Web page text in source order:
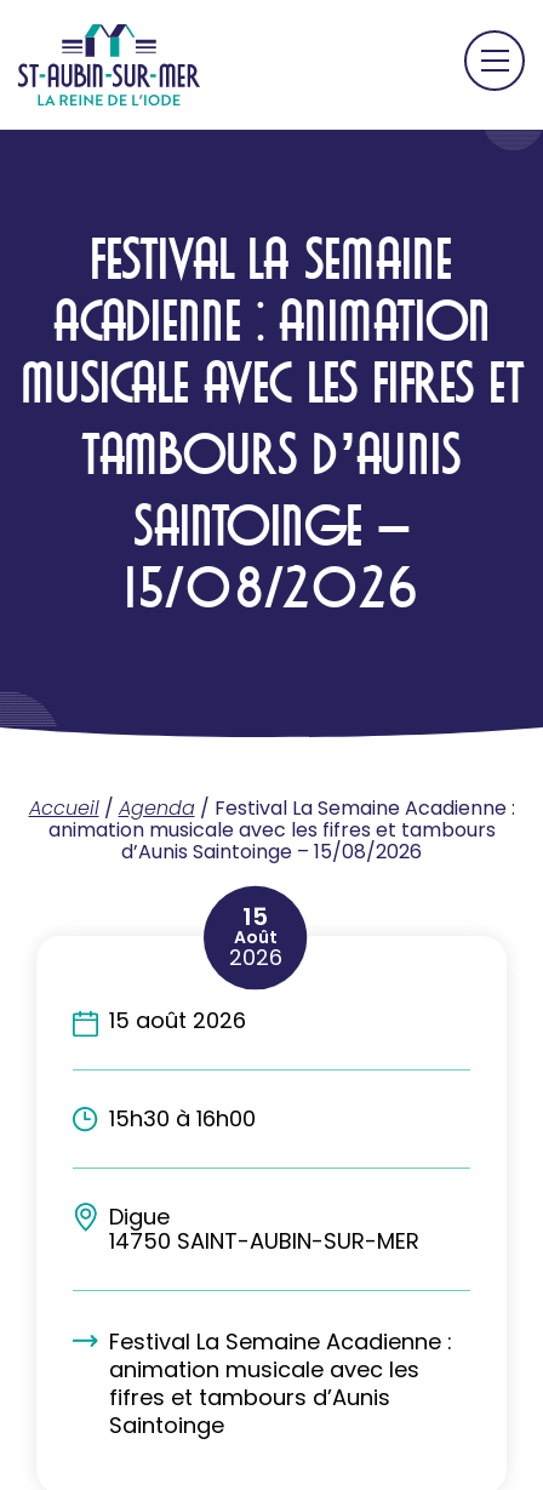
FESTIVAL LA SEMAINE
ACADIENNE : ANIMATION
MUSICALE AVEC LES FIFRES ET
TAMBOURS D’AUNIS
SAINTOINGE –
15/08/2026
Accueil/ Agenda/ Festival La Semaine Acadienne :
animation musicale avec les fifres et tambours
d’Aunis Saintoinge – 15/08/2026
15
Août
2026
15 août 2026
15h30 à 16h00
Digue
14750 SAINT-AUBIN-SUR-MER
Festival La Semaine Acadienne :
animation musicale avec les
fifres et tambours d’Aunis
Saintoinge